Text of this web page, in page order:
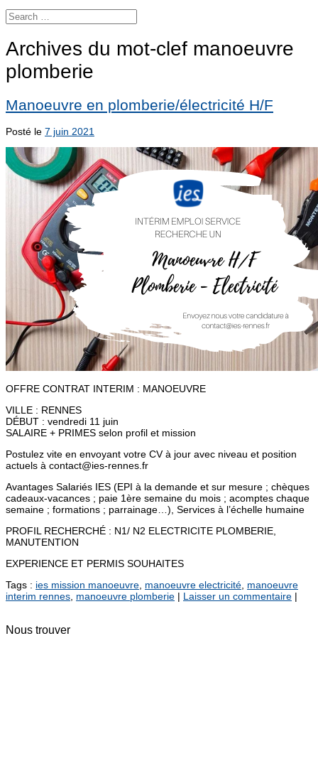
Archives du mot-clef manoeuvre
plomberie
Manoeuvre en plomberie/électricité H/F
Posté le 7 juin 2021
OFFRE CONTRAT INTERIM : MANOEUVRE
VILLE : RENNES
DÉBUT : vendredi 11 juin
SALAIRE + PRIMES selon profil et mission
Postulez vite en envoyant votre CV à jour avec niveau et position
actuels à contact@ies-rennes.fr
Avantages Salariés IES (EPI à la demande et sur mesure ; chèques
cadeaux-vacances ; paie 1ère semaine du mois ; acomptes chaque
semaine ; formations ; parrainage…), Services à l’échelle humaine
PROFIL RECHERCHÉ : N1/ N2 ELECTRICITE PLOMBERIE,
MANUTENTION
EXPERIENCE ET PERMIS SOUHAITES
Tags : ies mission manoeuvre manoeuvre electricité manoeuvre
interim rennes manoeuvre plomberie | Laisser un commentaire |
Nous trouver